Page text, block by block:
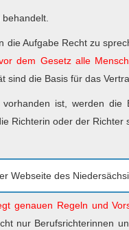
die Aufgabe Recht zu
dem Gesetz alle
sind die Basis für das
vorhanden ist, werden
Richterin oder der Richter
Webseite des
genauen Regeln und
nur Berufsrichterinnen